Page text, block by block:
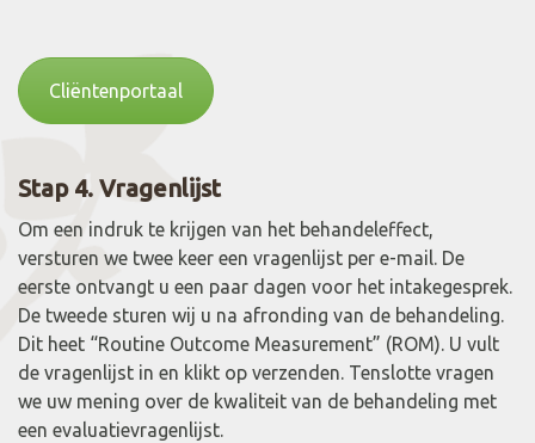
Cliëntenportaal
Stap 4. Vragenlijst
Om een indruk te krijgen van het behandeleffect,
versturen we twee keer een vragenlijst per e-mail. De
eerste ontvangt u een paar dagen voor het intakegesprek.
De tweede sturen wij u na afronding van de behandeling.
Dit heet “Routine Outcome Measurement” (ROM). U vult
de vragenlijst in en klikt op verzenden. Tenslotte vragen
we uw mening over de kwaliteit van de behandeling met
een evaluatievragenlijst.